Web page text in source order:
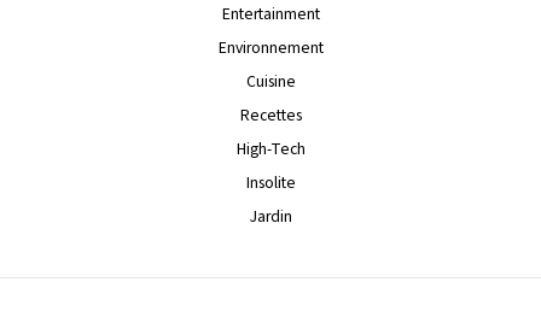
Entertainment
Environnement
Cuisine
Recettes
High-Tech
Insolite
Jardin